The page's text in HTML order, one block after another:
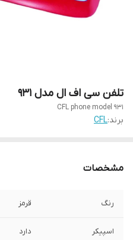
تلفن سی اف ال مدل ۹۳۱
CFL phone model 931
برند:CFL
مشخصات
رنگ قرمز
اسپیکر دارد